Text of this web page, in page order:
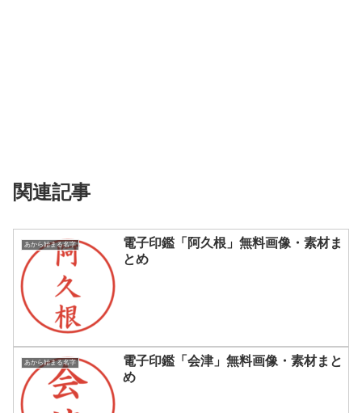
関連記事
あから始まる名字
電子印鑑「阿久根」無料画像・素材ま
とめ
あから始まる名字
電子印鑑「会津」無料画像・素材まと
め